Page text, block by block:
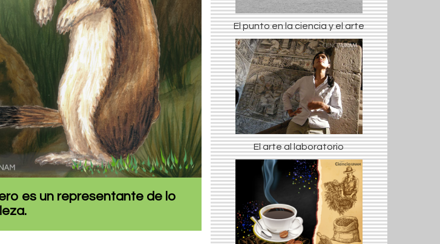
es un representante de lo
El punto en la ciencia y el arte
El arte al laboratorio